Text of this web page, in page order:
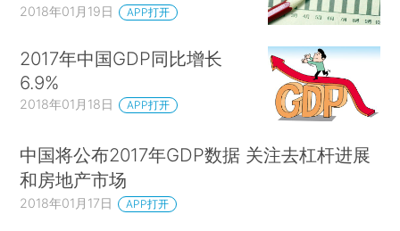
2018年01月19日 APP打开
2017年中国GDP同比增长
6.9%
2018年01月18日 APP打开
中国将公布2017年GDP数据 关注去杠杆进展
和房地产市场
2018年01月17日 APP打开